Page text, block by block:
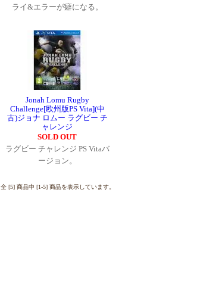
ライ&エラーが癖になる。
Jonah Lomu Rugby
Challenge[欧州版PS Vita](中
古)ジョナ ロムー ラグビー チ
ャレンジ
SOLD OUT
ラグビー チャレンジ PS Vitaバ
ージョン。
全 [5] 商品中 [1-5] 商品を表示しています。